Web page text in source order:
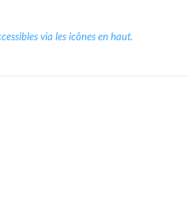
via les icônes en haut.